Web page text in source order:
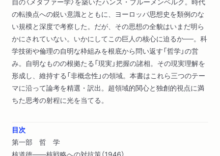
の転換点への鋭い意識とともに、ヨーロッパ思想史を類例のな
い規模と深度で考察した。だが、その思想の全貌はいまだ明ら
かにされていない。いかにしてこの巨人の核心に迫るか──。科
学技術や倫理の自明な枠組みを根底から問い返す「哲学」の営
み。自明なものの根拠たる「現実」把握の諸相。その現実理解を
形成し、維持する「非概念性」の領域。本書はこれら三つのテー
マに沿って論考を精選・訳出。超領域的関心と独創的視点に満
ちた思考の射程に光を当てる。
目次
第一部 哲 学